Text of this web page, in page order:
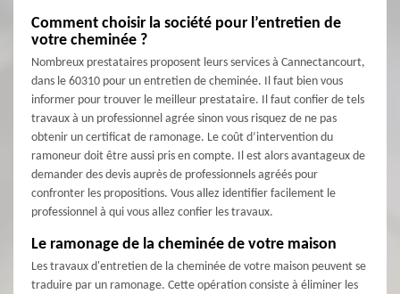
Comment choisir la société pour l’entretien de
votre cheminée ?
Nombreux prestataires proposent leurs services à Cannectancourt,
dans le 60310 pour un entretien de cheminée. Il faut bien vous
informer pour trouver le meilleur prestataire. Il faut confier de tels
travaux à un professionnel agrée sinon vous risquez de ne pas
obtenir un certificat de ramonage. Le coût d’intervention du
ramoneur doit être aussi pris en compte. Il est alors avantageux de
demander des devis auprès de professionnels agréés pour
confronter les propositions. Vous allez identifier facilement le
professionnel à qui vous allez confier les travaux.
Le ramonage de la cheminée de votre maison
Les travaux d'entretien de la cheminée de votre maison peuvent se
traduire par un ramonage. Cette opération consiste à éliminer les